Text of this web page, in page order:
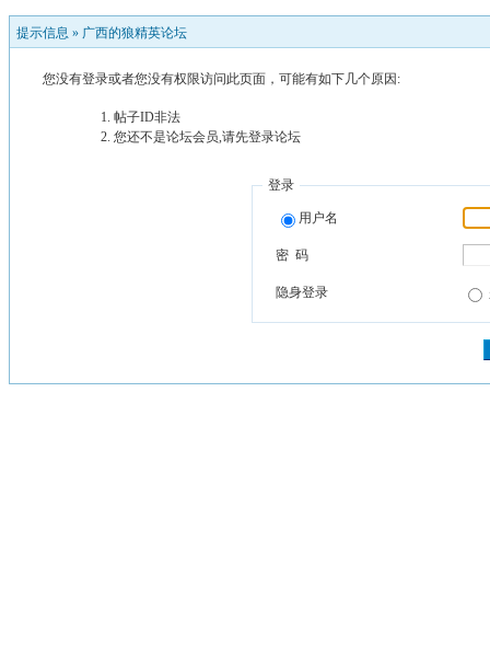
提示信息 » 广西的狼精英论坛
您没有登录或者您没有权限访问此页面，可能有如下几个原因:
帖子ID非法
您还不是论坛会员,请先登录论坛
登录
用户名
密 码
隐身登录